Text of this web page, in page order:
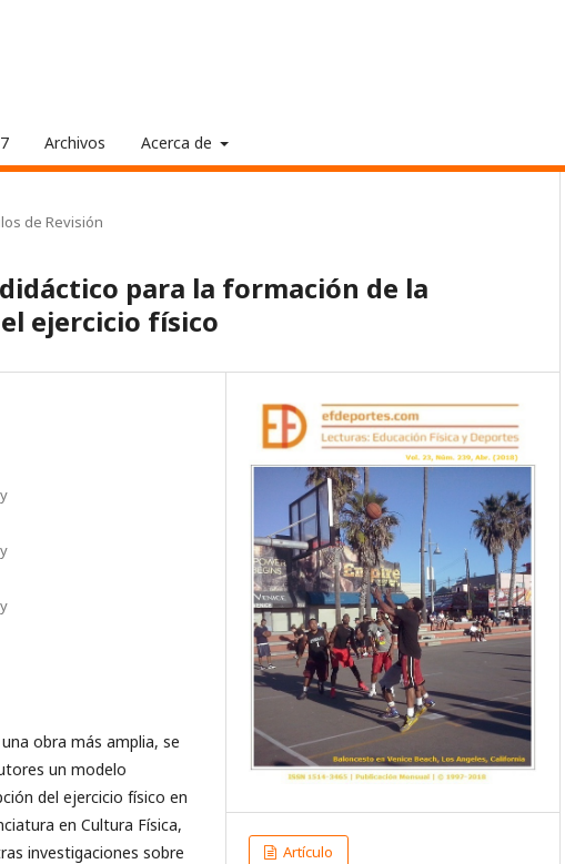
Archivos Acerca de
de Revisión
para la formación de la
ejercicio físico
obra más amplia, se
un modelo
del ejercicio físico en
en Cultura Física,
investigaciones sobre
Artículo